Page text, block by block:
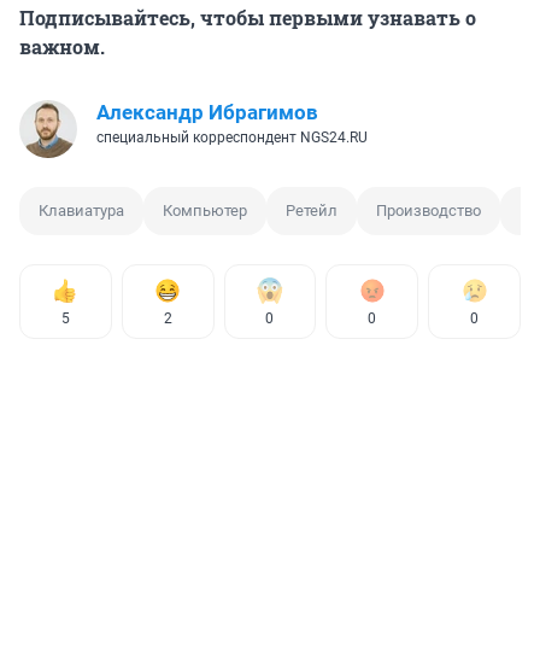
Подписывайтесь, чтобы первыми узнавать о
важном.
Александр Ибрагимов
специальный корреспондент NGS24.RU
Клавиатура Компьютер Ретейл Производство
5 2 0 0 0